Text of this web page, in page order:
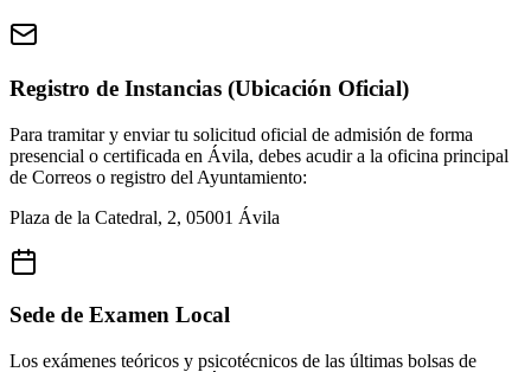
Registro de Instancias (Ubicación Oficial)
Para tramitar y enviar tu solicitud oficial de admisión de forma
presencial o certificada en Ávila, debes acudir a la oficina principal
de Correos o registro del Ayuntamiento:
Plaza de la Catedral, 2, 05001 Ávila
Sede de Examen Local
Los exámenes teóricos y psicotécnicos de las últimas bolsas de